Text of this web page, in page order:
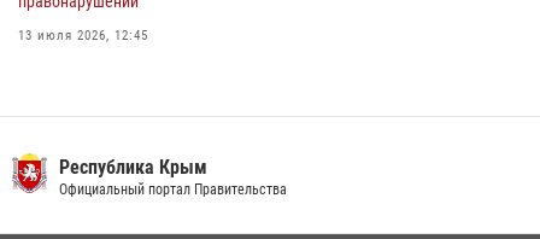
13 июля 2026, 12:45
В Ялте росгвардейцы задержали подозреваемого в краже
Республика Крым
Официальный портал Правительства